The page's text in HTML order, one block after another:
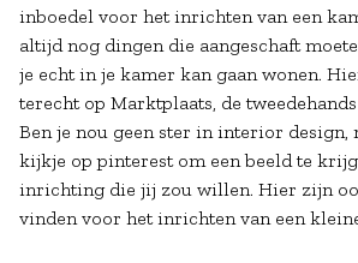
inboedel voor het inrichten van een
altijd nog dingen die aangeschaft
je echt in je kamer kan gaan wonen.
terecht op Marktplaats, de
Ben je nou geen ster in interior design,
kijkje op pinterest om een beeld te
inrichting die jij zou willen. Hier zijn
vinden voor het inrichten van een